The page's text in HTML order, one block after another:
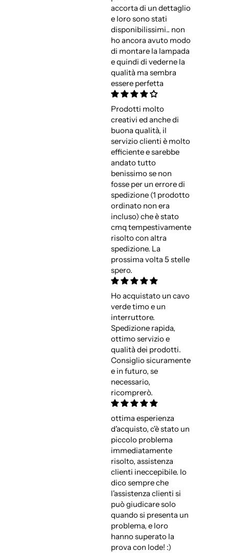
accorta di un dettaglio
e loro sono stati
disponibilissimi.. non
ho ancora avuto modo
di montare la lampada
e quindi di vederne la
qualità ma sembra
essere perfetta
Prodotti molto
creativi ed anche di
buona qualità, il
servizio clienti è molto
efficiente e sarebbe
andato tutto
benissimo se non
fosse per un errore di
spedizione (1 prodotto
ordinato non era
incluso) che è stato
cmq tempestivamente
risolto con altra
spedizione. La
prossima volta 5 stelle
spero.
Ho acquistato un cavo
verde timo e un
interruttore.
Spedizione rapida,
ottimo servizio e
qualità dei prodotti.
Consiglio sicuramente
e in futuro, se
necessario,
ricomprerò.
ottima esperienza
d'acquisto, c'è stato un
piccolo problema
immediatamente
risolto, assistenza
clienti ineccepibile. Io
dico sempre che
l'assistenza clienti si
può giudicare solo
quando si presenta un
problema, e loro
hanno superato la
prova con lode! :)